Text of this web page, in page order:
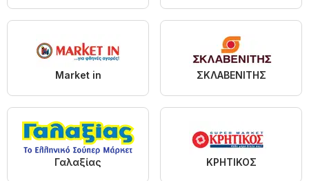
Market in ΣΚΛΑΒΕΝΙΤΗΣ
Γαλαξίας ΚΡΗΤΙΚΟΣ